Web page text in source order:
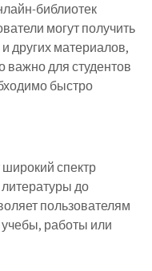
библиотек
могут получить
других материалов,
важно для студентов
быстро
спектр
до
пользователям
работы или